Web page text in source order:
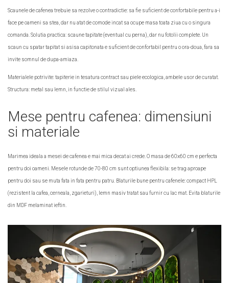
Scaunele de cafenea trebuie sa rezolve o contradictie: sa fie suficient de confortabile pentru a-i
face pe oameni sa stea, dar nu atat de comode incat sa ocupe masa toata ziua cu o singura
comanda. Solutia practica: scaune tapitate (eventual cu perna), dar nu fotolii complete. Un
scaun cu spatar tapitat si asisa capitonata e suficient de confortabil pentru o ora-doua, fara sa
invite somnul de dupa-amiaza.
Materialele potrivite: tapiterie in tesatura contract sau piele ecologica, ambele usor de curatat.
Structura: metal sau lemn, in functie de stilul vizual ales.
Mese pentru cafenea: dimensiuni
si materiale
Marimea ideala a mesei de cafenea e mai mica decat ai crede. O masa de 60x60 cm e perfecta
pentru doi oameni. Mesele rotunde de 70-80 cm sunt optiunea flexibila: se trag aproape
pentru doi sau se muta fata in fata pentru patru. Blaturile bune pentru cafenele: compact HPL
(rezistent la cafea, cerneala, zgarieturi), lemn masiv tratat sau furnir cu lac mat. Evita blaturile
din MDF melaminat ieftin.